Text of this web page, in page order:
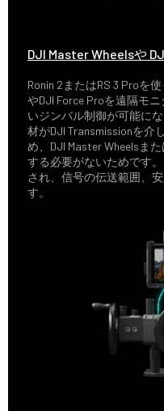
DJI Master Wheelsや
Ronin 2またはRS 3 Proを
やDJI Force Proを遠隔モ
いジンバル制御が可能に
材がDJI Transmissionを介
め、DJI Master Wheelsま
する必要がないためです
され、信号の伝送範囲、
す。